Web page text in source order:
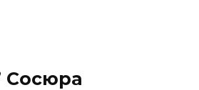
Сосюра